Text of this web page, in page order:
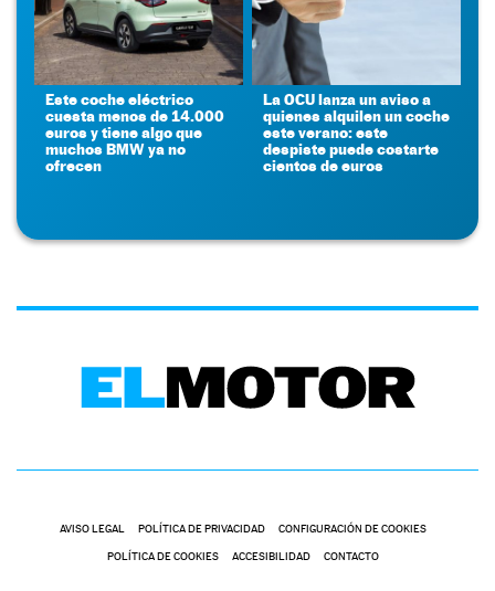
Este coche eléctrico
cuesta menos de 14.000
euros y tiene algo que
muchos BMW ya no
ofrecen
La OCU lanza un aviso a
quienes alquilen un coche
este verano: este
despiste puede costarte
cientos de euros
AVISO LEGAL POLÍTICA DE PRIVACIDAD CONFIGURACIÓN DE COOKIES
POLÍTICA DE COOKIES ACCESIBILIDAD CONTACTO